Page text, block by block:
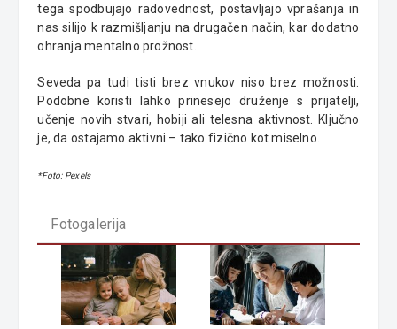
tega spodbujajo radovednost, postavljajo vprašanja in
nas silijo k razmišljanju na drugačen način, kar dodatno
ohranja mentalno prožnost.
Seveda pa tudi tisti brez vnukov niso brez možnosti.
Podobne koristi lahko prinesejo druženje s prijatelji,
učenje novih stvari, hobiji ali telesna aktivnost. Ključno
je, da ostajamo aktivni – tako fizično kot miselno.
*Foto: Pexels
Fotogalerija